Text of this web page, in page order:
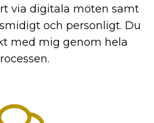
via digitala möten samt
och personligt. Du
med mig genom hela